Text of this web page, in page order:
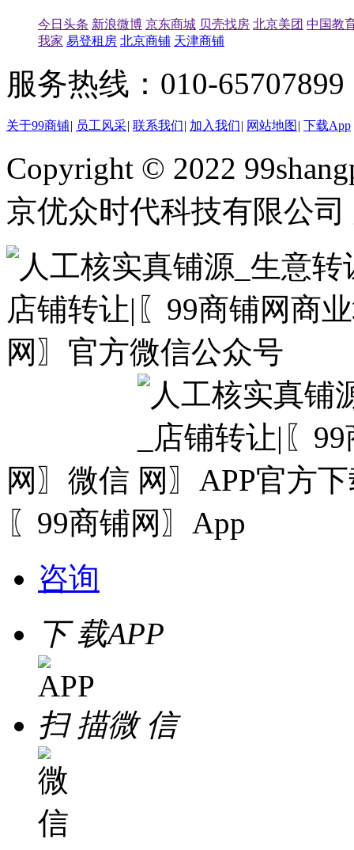
今日头条 新浪微博 京东商城 贝壳找房 北京美团 中国教
我家 易登租房 北京商铺 天津商铺
服务热线：010-
关于99商铺| 员工风采| 联系我们| 加入我们| 网站地图 | 下载App
Copyright © 2022
京优众时代科技有限公
网〗微信
〖99商铺网〗App
咨询
下 载APP
扫 描微 信